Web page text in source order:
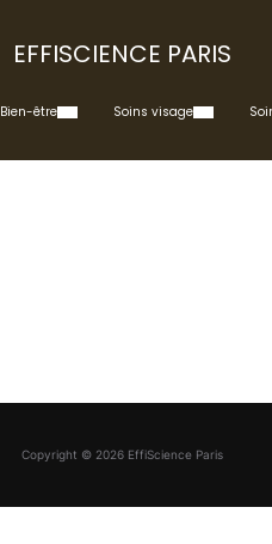
EFFISCIENCE PARIS
Bien-être Soins visage
Copyright © 2026 EffiScience Paris